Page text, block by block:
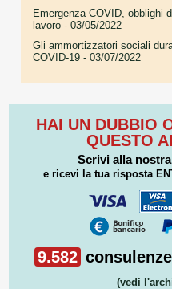
Emergenza COVID, obblighi
lavoro - 03/05/2022
Gli ammortizzatori sociali
COVID-19 - 03/07/2022
HAI UN DUBBIO
QUESTO
Scrivi alla
e ricevi la tua risposta
9.582
(vedi